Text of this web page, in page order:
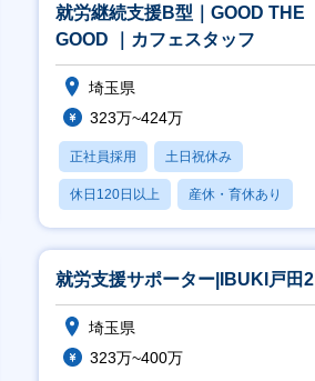
就労継続支援B型｜GOOD THE
GOOD ｜カフェスタッフ
埼玉県
323万~424万
正社員採用 土日祝休み
休日120日以上 産休・育休あり
月残業20時間以内
就労支援サポーター|IBUKI戸田2
埼玉県
323万~400万